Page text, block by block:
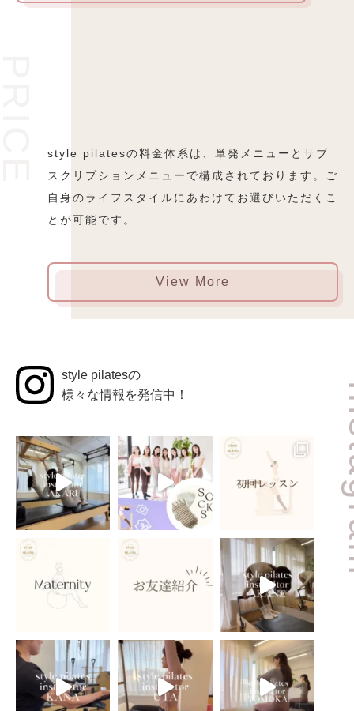
style pilatesの料金体系は、単発メニューとサブ
スクリプションメニューで構成されております。ご
自身のライフスタイルにあわけてお選びいただくこ
とが可能です。
View More
style pilatesの
様々な情報を発信中！